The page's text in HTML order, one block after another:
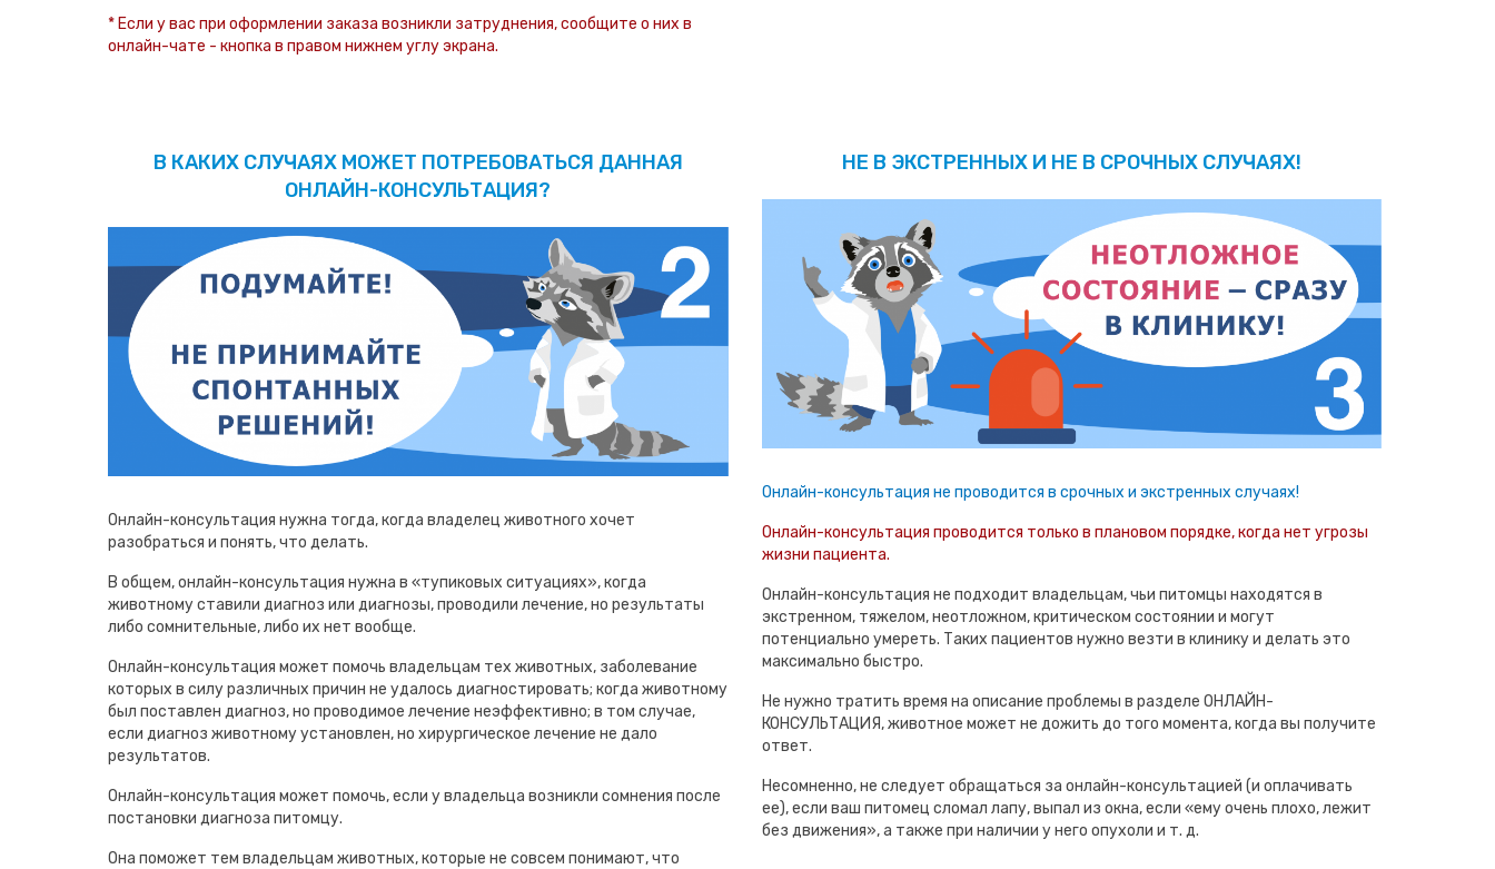
* Если у вас при оформлении заказа возникли затруднения, сообщите о них в
онлайн-чате - кнопка в правом нижнем углу экрана.
В КАКИХ СЛУЧАЯХ МОЖЕТ ПОТРЕБОВАТЬСЯ ДАННАЯ
ОНЛАЙН-КОНСУЛЬТАЦИЯ?
Онлайн-консультация нужна тогда, когда владелец животного хочет
разобраться и понять, что делать.
В общем, онлайн-консультация нужна в «тупиковых ситуациях», когда
животному ставили диагноз или диагнозы, проводили лечение, но результаты
либо сомнительные, либо их нет вообще.
Онлайн-консультация может помочь владельцам тех животных, заболевание
которых в силу различных причин не удалось диагностировать; когда животному
был поставлен диагноз, но проводимое лечение неэффективно; в том случае,
если диагноз животному установлен, но хирургическое лечение не дало
результатов.
Онлайн-консультация может помочь, если у владельца возникли сомнения после
постановки диагноза питомцу.
Она поможет тем владельцам животных, которые не совсем понимают, что
НЕ В ЭКСТРЕННЫХ И НЕ В СРОЧНЫХ СЛУЧАЯХ!
Онлайн-консультация не проводится в срочных и экстренных случаях!
Онлайн-консультация проводится только в плановом порядке, когда нет угрозы
жизни пациента.
Онлайн-консультация не подходит владельцам, чьи питомцы находятся в
экстренном, тяжелом, неотложном, критическом состоянии и могут
потенциально умереть. Таких пациентов нужно везти в клинику и делать это
максимально быстро.
Не нужно тратить время на описание проблемы в разделе ОНЛАЙН-
КОНСУЛЬТАЦИЯ, животное может не дожить до того момента, когда вы получите
ответ.
Несомненно, не следует обращаться за онлайн-консультацией (и оплачивать
ее), если ваш питомец сломал лапу, выпал из окна, если «ему очень плохо, лежит
без движения», а также при наличии у него опухоли и т. д.